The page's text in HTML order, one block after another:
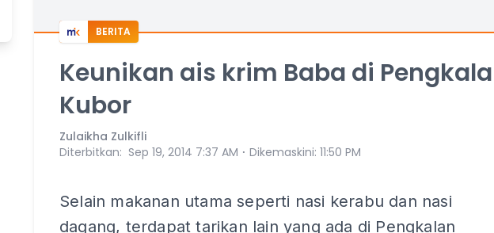
BERITA
Keunikan ais krim Baba di
Kubor
Zulaikha Zulkifli
Diterbitkan: Sep 19, 2014 7:37 AM ⋅ Dikemaskini: 11:50 PM
Selain makanan utama seperti nasi kerabu dan nasi
dagang, terdapat tarikan lain yang ada di Pengkalan